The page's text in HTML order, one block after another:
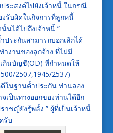
ระสงค์ไปยังเจ้าหนี้ ในกรณี
รับผิดในกิจการที่ลูกหนี้
นได้ไปถึงเจ้าหนี้ ”
ประกันสามารถบอกเลิกได้
งานของลูกจ้าง ที่ไม่มี
กินบัญชี(OD) ที่กำหนดให้
2507,1945/2537)
ในฐานค้ำประกัน ท่านลอง
เป็นทางออกของท่านได้อีก
าชญ์ยังรู้พลั้ง ” ผู้ที่เป็นเจ้าหนี้
รับ